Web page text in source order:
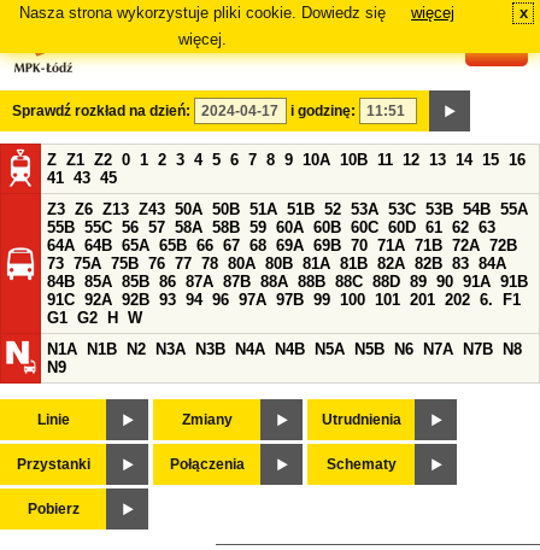
Nasza strona wykorzystuje pliki cookie. Dowiedz się
więcej.
więcej x
Sprawdź rozkład na dzień: i godzinę:
Z Z1 Z2 0 1 2 3 4 5 6 7 8 9 10A 10B 11 12 13 14 15 16
41 43 45
Z3 Z6 Z13 Z43 50A 50B 51A 51B 52 53A 53C 53B 54B 55A
55B 55C 56 57 58A 58B 59 60A 60B 60C 60D 61 62 63
64A 64B 65A 65B 66 67 68 69A 69B 70 71A 71B 72A 72B
73 75A 75B 76 77 78 80A 80B 81A 81B 82A 82B 83 84A
84B 85A 85B 86 87A 87B 88A 88B 88C 88D 89 90 91A 91B
91C 92A 92B 93 94 96 97A 97B 99 100 101 201 202 6.
F1
G1 G2 H
W
N1A
N1B N2 N3A N3B N4A N4B N5A N5B N6 N7A N7B
N8
N9
Linie Zmiany Utrudnienia
Przystanki Połączenia Schematy
Pobierz